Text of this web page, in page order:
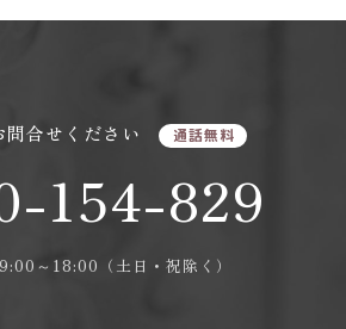
問合せください 通話無料
154-829
～18:00（土日・祝除く）